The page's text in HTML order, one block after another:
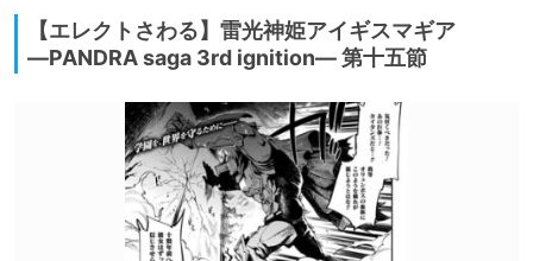
【エレクトさわる】雷光神姫アイギスマギア
―PANDRA saga 3rd ignition― 第十五節